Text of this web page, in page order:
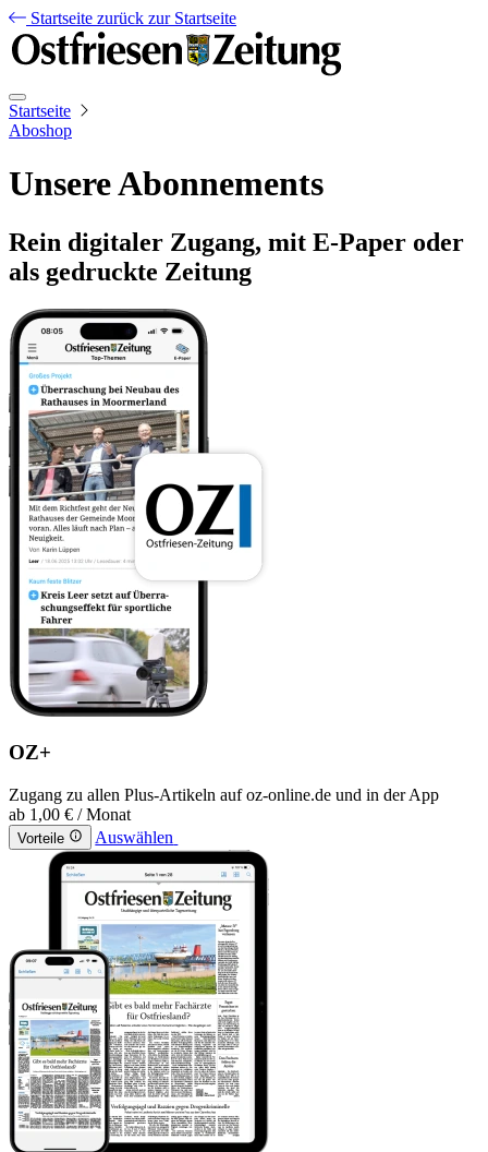
Startseite zurück zur Startseite
Startseite
Aboshop
Unsere Abonnements
Rein digitaler Zugang, mit E-Paper oder
als gedruckte Zeitung
OZ+
Zugang zu allen Plus-Artikeln auf oz-online.de und in der App
ab 1,00 € / Monat
Vorteile Auswählen